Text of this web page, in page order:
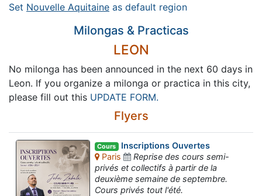
Set Nouvelle Aquitaine as default region
Milongas & Practicas
LEON
No milonga has been announced in the next 60 days in
Leon. If you organize a milonga or practica in this city,
please fill out this UPDATE FORM.
Flyers
Cours Inscriptions Ouvertes
Paris
Reprise des cours semi-
privés et collectifs à partir de la
deuxième semaine de septembre.
Cours privés tout l'été.